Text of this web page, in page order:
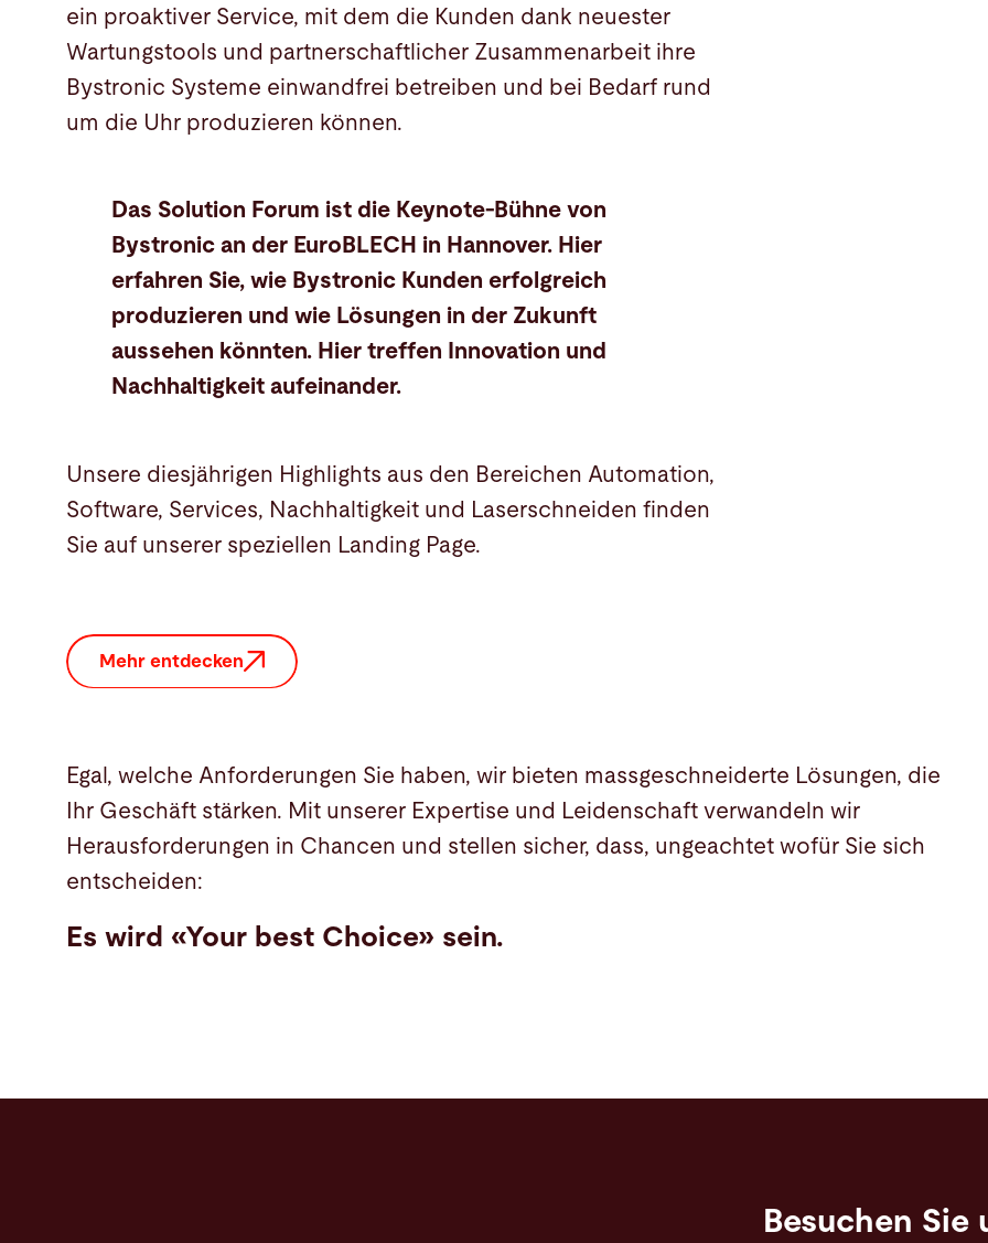
ein proaktiver Service, mit dem die Kunden dank neuester
Wartungstools und partnerschaftlicher Zusammenarbeit ihre
Bystronic Systeme einwandfrei betreiben und bei Bedarf rund
um die Uhr produzieren können.
Das Solution Forum ist die Keynote-Bühne von
Bystronic an der EuroBLECH in Hannover. Hier
erfahren Sie, wie Bystronic Kunden erfolgreich
produzieren und wie Lösungen in der Zukunft
aussehen könnten. Hier treffen Innovation und
Nachhaltigkeit aufeinander.
Unsere diesjährigen Highlights aus den Bereichen Automation,
Software, Services, Nachhaltigkeit und Laserschneiden finden
Sie auf unserer speziellen Landing Page.
Mehr entdecken
Egal, welche Anforderungen Sie haben, wir bieten massgeschneiderte Lösungen, die
Ihr Geschäft stärken. Mit unserer Expertise und Leidenschaft verwandeln wir
Herausforderungen in Chancen und stellen sicher, dass, ungeachtet wofür Sie sich
entscheiden:
Es wird «Your best Choice» sein.
Besuchen Sie